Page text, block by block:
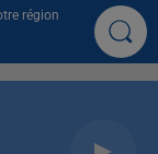
région